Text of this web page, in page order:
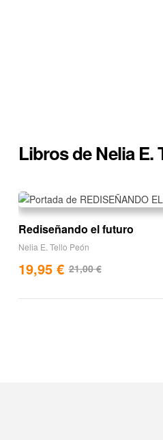
Libros de Nelia E.
Rediseñando el futuro
Nelia E. Tello Peón
21,00€
19,95 €